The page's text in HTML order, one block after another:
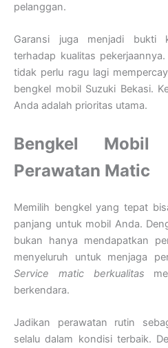
pelanggan.
Garansi juga menjadi bukti
terhadap kualitas
tidak perlu ragu lagi
bengkel mobil Suzuki Bekasi.
Anda adalah prioritas utama.
Bengkel Mobil
Perawatan Matic
Memilih bengkel yang tepat
panjang untuk mobil Anda.
bukan hanya mendapatkan
menyeluruh untuk menjaga
Service matic berkualitas
berkendara.
Jadikan perawatan rutin
selalu dalam kondisi terbaik.